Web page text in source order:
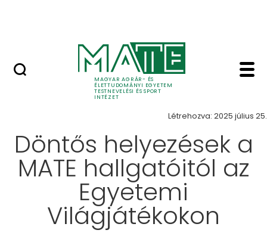
MAGYAR AGRÁR- ÉS
ÉLETTUDOMÁNYI EGYETEM
TESTNEVELÉSI ÉS SPORT
INTÉZET
Hír - Testnevelési és
Hírek
Létrehozva: 2025 július 25.
Döntős helyezések a
MATE hallgatóitól az
Egyetemi
Világjátékokon